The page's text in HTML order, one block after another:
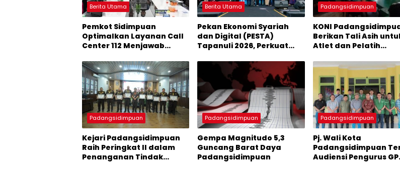
Berita Utama
Pemkot Sidimpuan
Optimalkan Layanan Call
Center 112 Menjawab
Berita Utama
Pekan Ekonomi Syariah
dan Digital (PESTA)
Tapanuli 2026, Perkuat
dan Digitalisasi di
Kawasan Tapanuli,
Sumatera Utara
Padangsidimpuan
KONI
Berikan Tali Asih
Atlet dan Pelatih
Padangsidimpuan
Kejari Padangsidimpuan
Raih Peringkat II dalam
Penanganan Tindak
Padangsidimpuan
Gempa Magnitudo 5,3
Guncang Barat Daya
Padangsidimpuan
Padangsidimpuan
Pj. Wali Kota
Padangsidimpuan
Audiensi Pengurus GP